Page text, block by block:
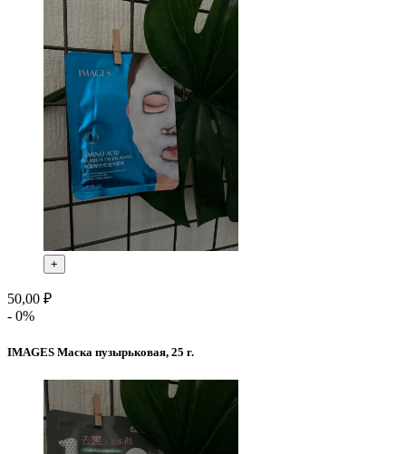
+
50,00 ₽
- 0%
IMAGES Маска пузырьковая, 25 г.